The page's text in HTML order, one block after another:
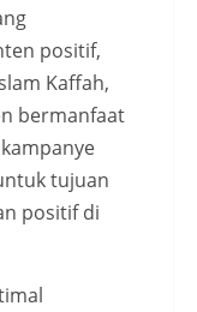
positif,
Kaffah,
bermanfaat
tujuan
positif di